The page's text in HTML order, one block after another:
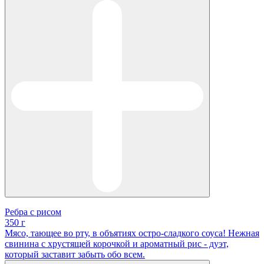
Ребра с рисом
350 г
Мясо, тающее во рту, в объятиях остро-сладкого соуса! Нежная
свинина с хрустящей корочкой и ароматный рис - дуэт,
который заставит забыть обо всем.